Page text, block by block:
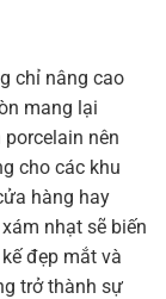
chỉ nâng cao
mang lại
nên
cho các khu
hàng hay
nhạt sẽ biến
đẹp mắt và
trở thành sự